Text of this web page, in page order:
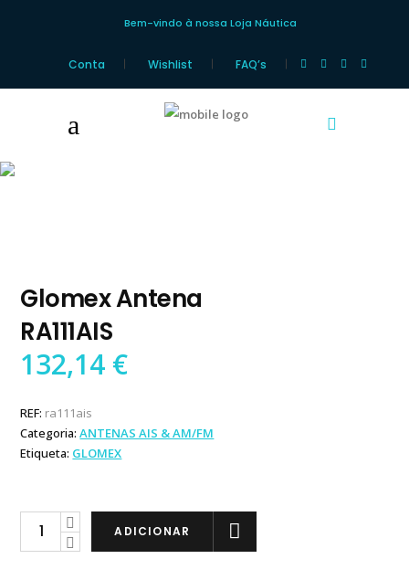
Bem-vindo à nossa Loja Náutica
Conta Wishlist FAQ’s
Glomex Antena
RA111AIS
132,14 €
REF: ra111ais
Categoria:ANTENAS AIS & AM/FM
Etiqueta: GLOMEX
Glomex
ADICIONAR